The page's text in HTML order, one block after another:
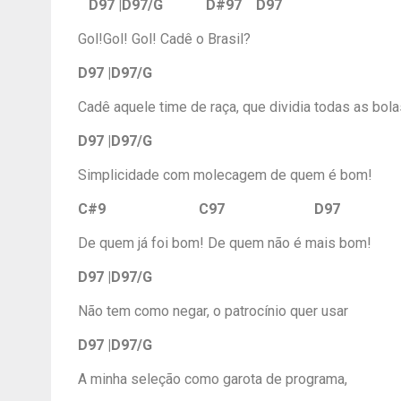
D97 |D97/G D#97 D97
Gol!Gol! Gol! Cadê o
D97 |D97/G
Cadê aquele time de raça, que dividia todas as
D97 |D97/G
Simplicidade com molecagem de quem é bom!
C#9 C97 D97
De quem já foi bom! De quem não é mais bom!
D97 |D97/G
Não tem como negar, o patrocínio quer usar
D97 |D97/G
A minha seleção como garota de programa,